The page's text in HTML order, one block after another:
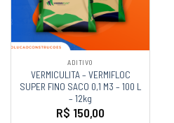
ADITIVO
VERMICULITA – VERMIFLOC
SUPER FINO SACO 0,1 M3 – 100 L
– 12kg
R$ 150,00